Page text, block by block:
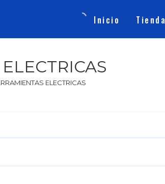
Inicio Tienda
ELECTRICAS